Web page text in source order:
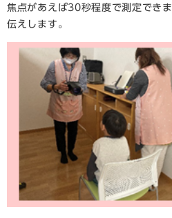
焦点があえば30秒程度で測定でき
伝えします。